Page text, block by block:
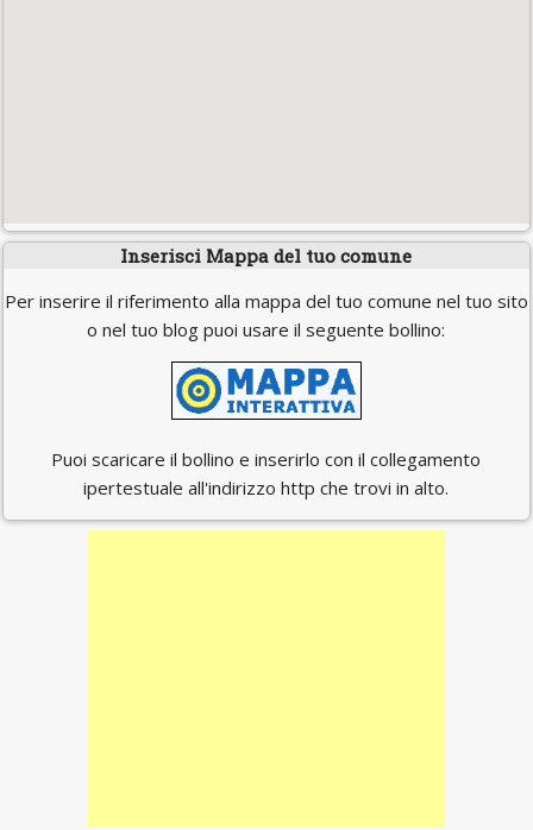
Inserisci Mappa del tuo comune
Per inserire il riferimento alla mappa del tuo comune nel tuo sito
o nel tuo blog puoi usare il seguente bollino:
Puoi scaricare il bollino e inserirlo con il collegamento
ipertestuale all'indirizzo http che trovi in alto.